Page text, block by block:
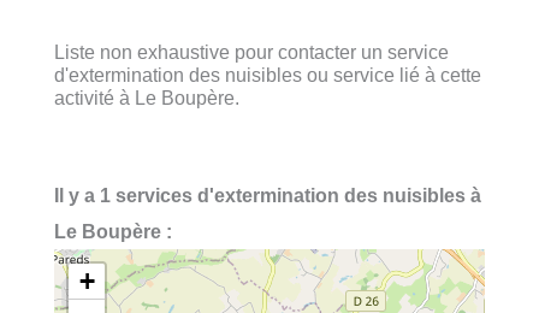
Liste non exhaustive pour contacter un service
d'extermination des nuisibles ou service lié à cette
activité à Le Boupère.
Il y a 1 services d'extermination des nuisibles à
Le Boupère :
+